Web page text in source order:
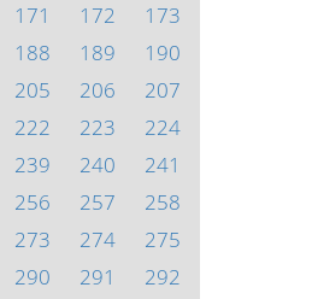
171 172
173
188 189
190
205 206
207
222 223
224
239 240
241
256 257
258
273 274
275
290 291 292